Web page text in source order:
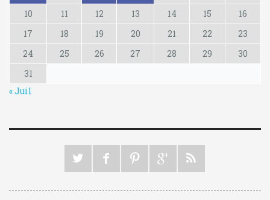
10
11 12 13 14 15
16
17
18 19 20 21 22
23
24
25 26 27 28 29
30
31
« Juil